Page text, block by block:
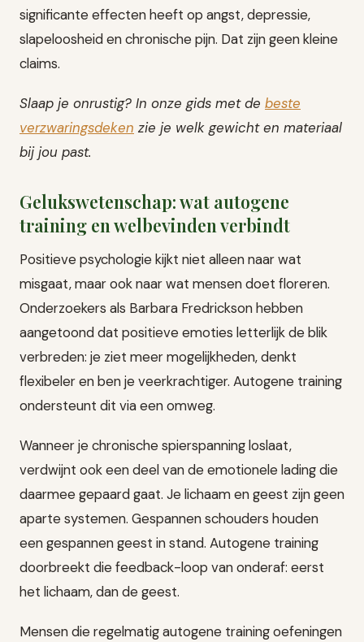
significante effecten heeft op angst, depressie,
slapeloosheid en chronische pijn. Dat zijn geen kleine
claims.
Slaap je onrustig? In onze gids met de beste
verzwaringsdeken zie je welk gewicht en materiaal
bij jou past.
Gelukswetenschap: wat autogene
training en welbevinden verbindt
Positieve psychologie kijkt niet alleen naar wat
misgaat, maar ook naar wat mensen doet floreren.
Onderzoekers als Barbara Fredrickson hebben
aangetoond dat positieve emoties letterlijk de blik
verbreden: je ziet meer mogelijkheden, denkt
flexibeler en ben je veerkrachtiger. Autogene training
ondersteunt dit via een omweg.
Wanneer je chronische spierspanning loslaat,
verdwijnt ook een deel van de emotionele lading die
daarmee gepaard gaat. Je lichaam en geest zijn geen
aparte systemen. Gespannen schouders houden
een gespannen geest in stand. Autogene training
doorbreekt die feedback-loop van onderaf: eerst
het lichaam, dan de geest.
Mensen die regelmatig autogene training oefeningen